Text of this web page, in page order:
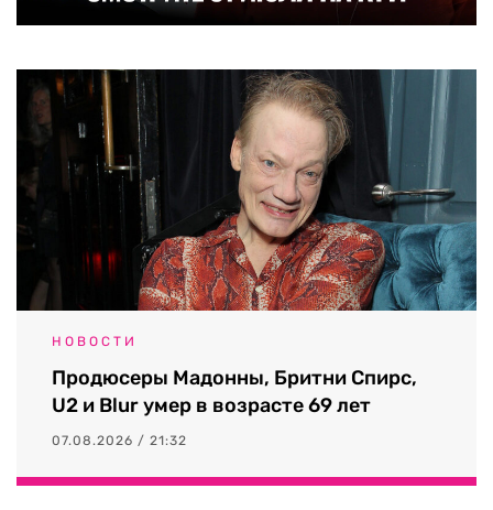
НОВОСТИ
Продюсеры Мадонны, Бритни Спирс,
U2 и Blur умер в возрасте 69 лет
07.08.2026 / 21:32